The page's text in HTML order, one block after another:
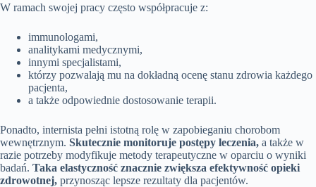
W ramach swojej pracy często współpracuje z:
immunologami,
analitykami medycznymi,
innymi specjalistami,
którzy pozwalają mu na dokładną ocenę stanu zdrowia każdego
pacjenta,
a także odpowiednie dostosowanie terapii.
Ponadto, internista pełni istotną rolę w zapobieganiu chorobom
wewnętrznym. Skutecznie monitoruje postępy leczenia, a także w
razie potrzeby modyfikuje metody terapeutyczne w oparciu o wyniki
badań. Taka elastyczność znacznie zwiększa efektywność opieki
zdrowotnej, przynosząc lepsze rezultaty dla pacjentów.